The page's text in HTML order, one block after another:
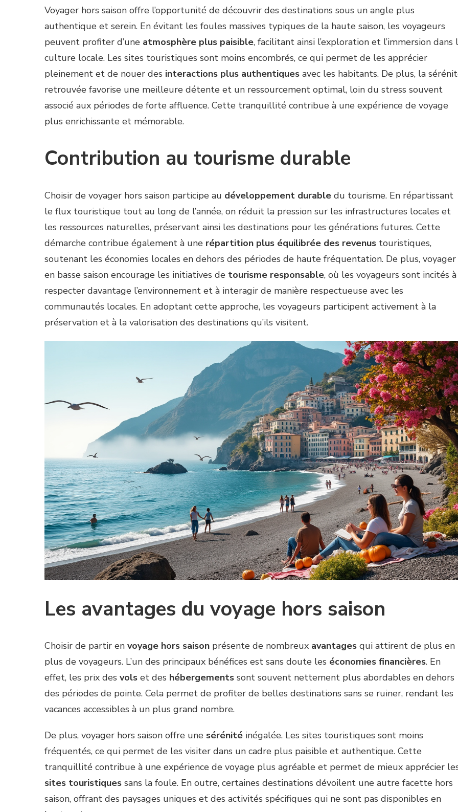
Voyager hors saison offre l’opportunité de découvrir des destinations sous un angle plus
authentique et serein. En évitant les foules massives typiques de la haute saison, les voyageurs
peuvent profiter d’une atmosphère plus paisible, facilitant ainsi l’exploration et l’immersion dans
culture locale. Les sites touristiques sont moins encombrés, ce qui permet de les apprécier
pleinement et de nouer des interactions plus authentiques avec les habitants. De plus, la
retrouvée favorise une meilleure détente et un ressourcement optimal, loin du stress souvent
associé aux périodes de forte affluence. Cette tranquillité contribue à une expérience de voyage
plus enrichissante et mémorable.
Contribution au tourisme durable
Choisir de voyager hors saison participe au développement durable du tourisme. En répartissant
le flux touristique tout au long de l’année, on réduit la pression sur les infrastructures locales et
les ressources naturelles, préservant ainsi les destinations pour les générations futures. Cette
démarche contribue également à une répartition plus équilibrée des revenus touristiques,
soutenant les économies locales en dehors des périodes de haute fréquentation. De plus, voyager
en basse saison encourage les initiatives de tourisme responsable, où les voyageurs sont incités à
respecter davantage l’environnement et à interagir de manière respectueuse avec les
communautés locales. En adoptant cette approche, les voyageurs participent activement à la
préservation et à la valorisation des destinations qu’ils visitent.
Les avantages du voyage hors saison
Choisir de partir en voyage hors saison présente de nombreux avantages qui attirent de plus en
plus de voyageurs. L’un des principaux bénéfices est sans doute les économies financières. En
effet, les prix des vols et des hébergements sont souvent nettement plus abordables en dehors
des périodes de pointe. Cela permet de profiter de belles destinations sans se ruiner, rendant les
vacances accessibles à un plus grand nombre.
De plus, voyager hors saison offre une sérénité inégalée. Les sites touristiques sont moins
fréquentés, ce qui permet de les visiter dans un cadre plus paisible et authentique. Cette
tranquillité contribue à une expérience de voyage plus agréable et permet de mieux apprécier
sites touristiques sans la foule. En outre, certaines destinations dévoilent une autre facette hors
saison, offrant des paysages uniques et des activités spécifiques qui ne sont pas disponibles en